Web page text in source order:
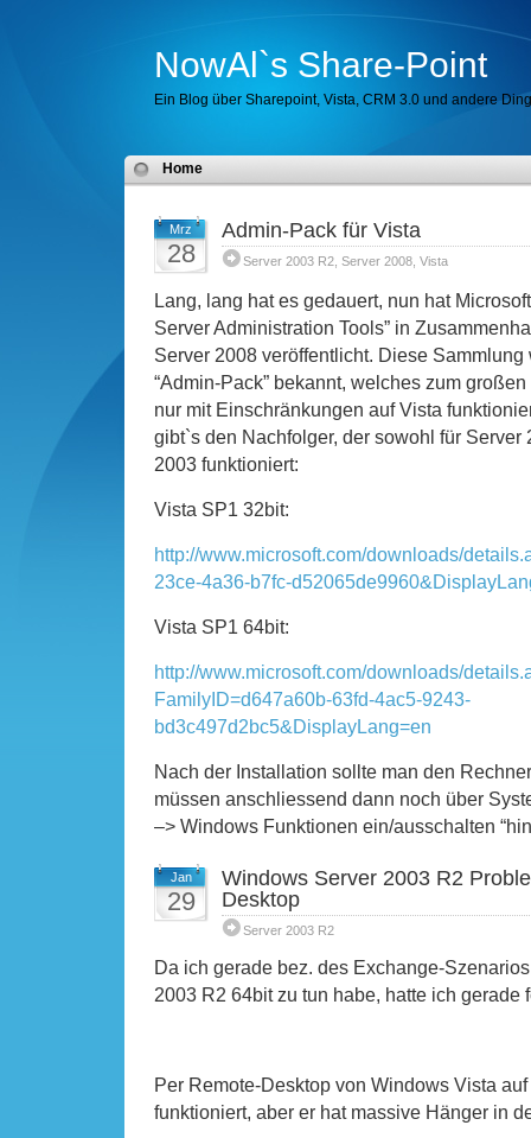
NowAl`s Share-Point
Ein Blog über Sharepoint, Vista, CRM 3.0 und andere
Home
Mrz
28
Admin-Pack für Vista
Server 2003 R2 Server 2008 Vista
Lang, lang hat es gedauert, nun hat
Server Administration Tools” in
Server 2008 veröffentlicht. Diese Sammlung
“Admin-Pack” bekannt, welches zum
nur mit Einschränkungen auf Vista
gibt`s den Nachfolger, der sowohl für Server
2003 funktioniert:
Vista SP1 32bit:
http://www.microsoft.com/downloads/
23ce-4a36-b7fc-
Vista SP1 64bit:
http://www.microsoft.com/downloads/
FamilyID=d647a60b-63fd-4ac5-9243-
bd3c497d2bc5&DisplayLang=en
Nach der Installation sollte man den
müssen anschliessend dann noch über
–> Windows Funktionen ein/ausschalten
Jan
29
Windows Server 2003 R2
Desktop
Server 2003 R2
Da ich gerade bez. des Exchange-
2003 R2 64bit zu tun habe, hatte ich gerade
Per Remote-Desktop von Windows Vista
funktioniert, aber er hat massive Hänger in